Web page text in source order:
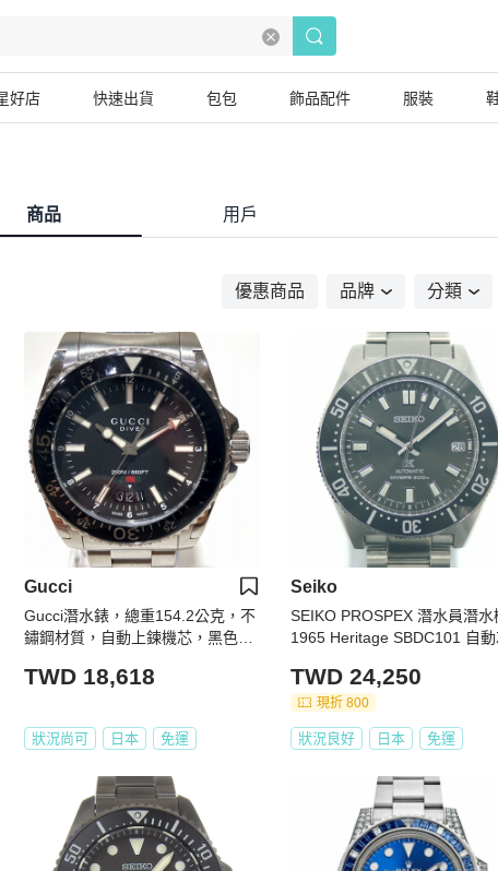
好店 快速出貨 包包 飾品配件 服裝
商品 用戶
優惠商品 品牌 分類
Gucci
Gucci潛水錶，總重154.2公克，不
鏽鋼材質，自動上鍊機芯，黑色錶
TWD 18,618
狀況尚可 日本 免運
Seiko
SEIKO PROSPEX 潛水員潛水
1965 Heritage SBDC101 自動
TWD 24,250
現折 800
狀況良好 日本 免運